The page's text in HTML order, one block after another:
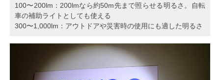
100〜200lm：200lmなら約50m先まで照らせる明るさ。自転
車の補助ライトとしても使える
300〜1,000lm：アウトドアや災害時の使用にも適した明るさ